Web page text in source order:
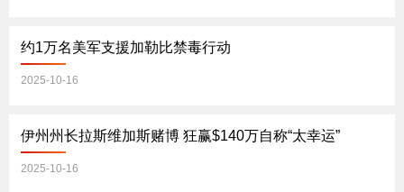
约1万名美军支援加勒比禁毒行动
2025-10-16
伊州州长拉斯维加斯赌博 狂赢$140万自称“太幸运”
2025-10-16